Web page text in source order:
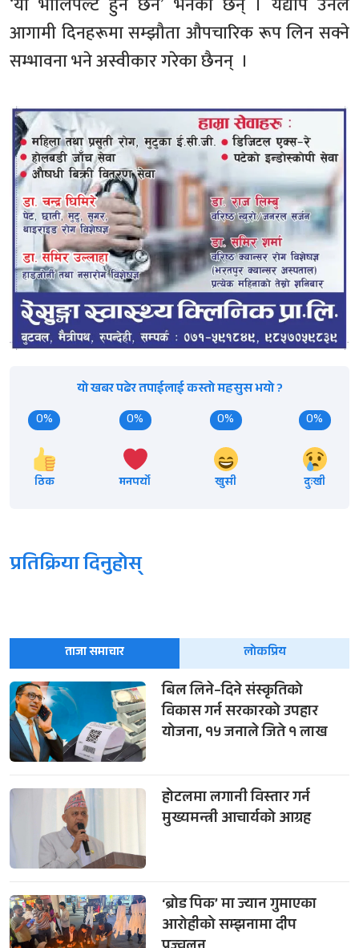
आगामी दिनहरूमा सम्झौता औपचारिक रूप लिन सक्ने
सम्भावना भने अस्वीकार गरेका छैनन् ।
यो खबर पढेर तपाईलाई कस्तो महसुस भयो ?
0%
ठिक
0%
मनपर्यो
0%
खुसी
0%
दुःखी
प्रतिक्रिया दिनुहोस्
ताजा समाचार लोकप्रिय
बिल लिने–दिने संस्कृतिको
विकास गर्न सरकारको उपहार
योजना, १५ जनाले जिते १ लाख
होटलमा लगानी विस्तार गर्न
मुख्यमन्त्री आचार्यको आग्रह
‘ब्रोड पिक’ मा ज्यान गुमाएका
आरोहीको सम्झनामा दीप